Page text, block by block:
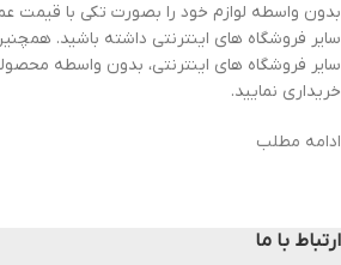
بدون واسطه لوازم خود را بصورت تکی با قیمت
سایر فروشگاه های اینترنتی داشته باشید.
سایر فروشگاه های اینترنتی، بدون واسطه
خریداری نمایید.
ادامه مطلب
ارتباط با ما